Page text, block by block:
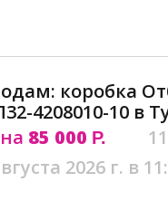
коробка
4208010-10 в
85 000 Р.
2026 г. в